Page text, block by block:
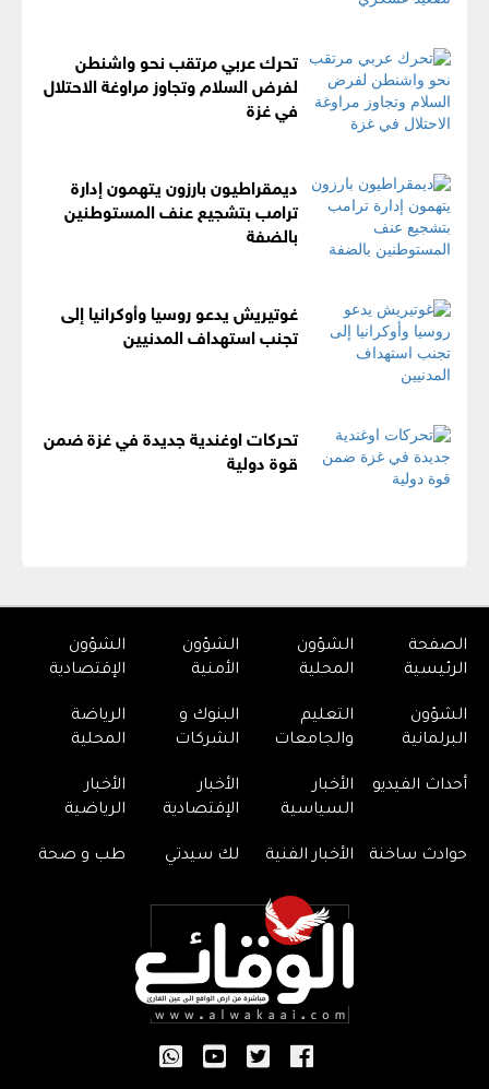
تحرك عربي مرتقب نحو واشنطن
لفرض السلام وتجاوز مراوغة الاحتلال
في غزة
ديمقراطيون بارزون يتهمون إدارة
ترامب بتشجيع عنف المستوطنين
بالضفة
غوتيريش يدعو روسيا وأوكرانيا إلى
تجنب استهداف المدنيين
تحركات اوغندية جديدة في غزة ضمن
قوة دولية
الصفحة
الرئيسية
الشؤون
المحلية
الشؤون
الأمنية
الشؤون
الإقتصادية
الشؤون
البرلمانية
التعليم
والجامعات
البنوك و
الشركات
الرياضة
المحلية
أحداث الفيديو
الأخبار
السياسية
الأخبار
الإقتصادية
الأخبار
الرياضية
حوادث ساخنة الأخبار الفنية لك سيدتي طب و صحة